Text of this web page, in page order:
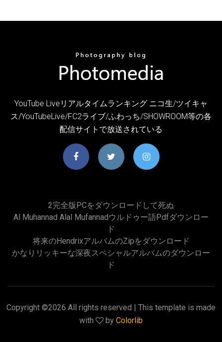
YouTube Liveリアルタイムランキング ニコ生/ツイキャ
ス/YouTubeLive/FC2ライブ/ふわっち/SHOWROOM等の各
配信サイトで放送されている
2完全版PCをダウンロードして死ぬ
Al Muhannad Alal Mufannadウルドゥー語pdfダウンロー
ド
将来のhendrixアルバムのzipをダウンロード
かなりリッキーな深夜スペシャルアルバムのダウンロー
ド
Copyright ©2026 All rights reserved | This template is made
with
by Colorlib